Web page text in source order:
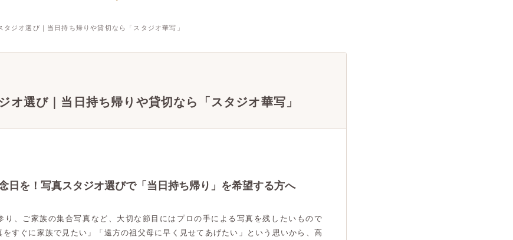
タジオ選び｜当日持ち帰りや貸切なら「スタジオ華写」
オ選び｜当日持ち帰りや貸切なら「スタジオ華写」
日を！写真スタジオ選びで「当日持ち帰り」を希望する方へ
り、ご家族の集合写真など、大切な節目にはプロの手による写真を残したいもので
すぐに家族で見たい」「遠方の祖父母に早く見せてあげたい」という思いから、高